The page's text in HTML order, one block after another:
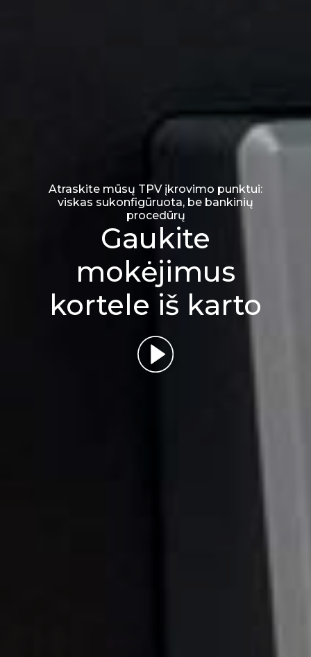
Atraskite mūsų TPV įkrovimo punktui:
viskas sukonfigūruota, be bankinių
procedūrų
Gaukite
mokėjimus
kortele iš karto